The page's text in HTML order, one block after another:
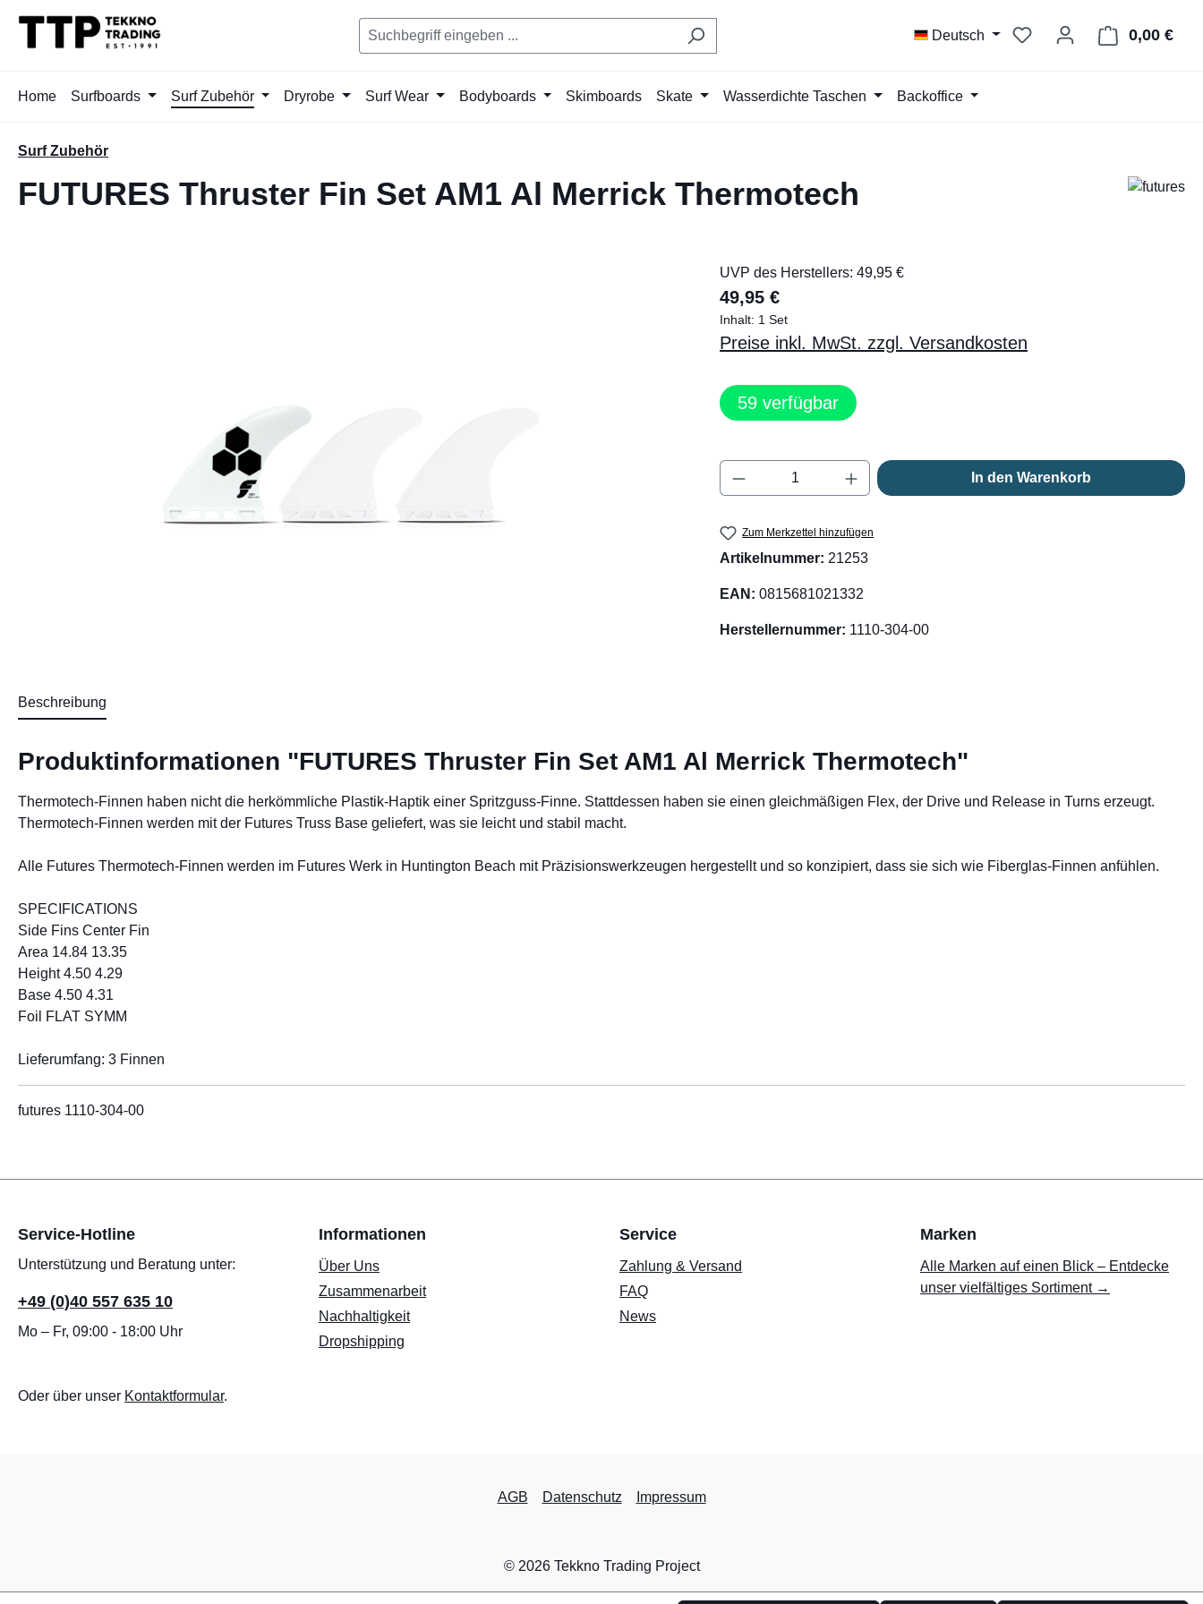
Zur Hauptnavigation springen
Deutsch
Du hast 0 Produkte auf
0,00 €
Home Surfboards Surf Zubehör Dryrobe Surf Wear Bodyboards Skimboards Skate Wasserdichte Taschen Backoffice
Surf Zubehör
FUTURES Thruster Fin Set AM1 Al Merrick Thermotech
UVP des Herstellers: 49,95 €
49,95 €
Inhalt: 1 Set
Preise inkl. MwSt. zzgl. Versandkosten
59 verfügbar
Produkt Anzahl: Gib den gewünschten Wert ein
In den Warenkorb
Zum Merkzettel hinzufügen
Artikelnummer: 21253
EAN: 0815681021332
Herstellernummer: 1110-304-00
Beschreibung
Produktinformationen "FUTURES Thruster Fin Set AM1 Al Merrick Thermotech"
Thermotech-Finnen haben nicht die herkömmliche Plastik-Haptik einer Spritzguss-Finne. Stattdessen haben sie einen gleichmäßigen Flex, der Drive und Release in Turns erzeugt.
Thermotech-Finnen werden mit der Futures Truss Base geliefert, was sie leicht und stabil macht.
Alle Futures Thermotech-Finnen werden im Futures Werk in Huntington Beach mit Präzisionswerkzeugen hergestellt und so konzipiert, dass sie sich wie Fiberglas-Finnen anfühlen.
SPECIFICATIONS
Side Fins Center Fin
Area 14.84 13.35
Height 4.50 4.29
Base 4.50 4.31
Foil FLAT SYMM
Lieferumfang: 3 Finnen
futures 1110-304-00
Service-Hotline
Unterstützung und Beratung unter:
+49 (0)40 557 635 10
Mo – Fr, 09:00 - 18:00 Uhr
Oder über unser Kontaktformular.
Informationen
Über Uns
Zusammenarbeit
Nachhaltigkeit
Dropshipping
Service
Zahlung & Versand
FAQ
News
Marken
Alle Marken auf einen Blick – Entdecke
unser vielfältiges Sortiment →
AGB Datenschutz Impressum
© 2026 Tekkno Trading Project